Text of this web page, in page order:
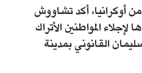
أوكرانيا، أكد تشاووش
المواطنين الأتراك
القانوني بمدينة